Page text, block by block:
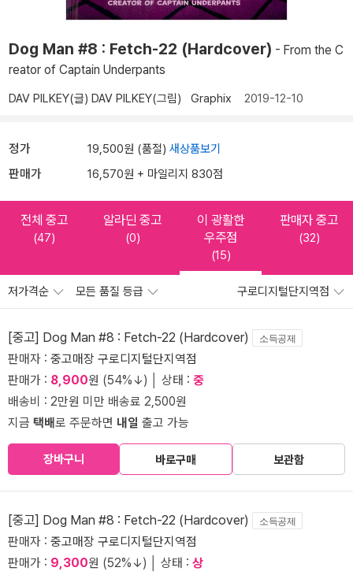
Dog Man #8 : Fetch-22 (Hardcover) - From the C
reator of Captain Underpants
DAV PILKEY(글) DAV PILKEY(그림) Graphix 2019-12-10
정가 19,500원 (품절) 새상품보기
판매가 16,570원 + 마일리지 830점
전체 중고
(47)
알라딘 중고
(0)
이 광활한
우주점
(15)
판매자 중고
(32)
저가격순 모든 품질 등급 구로디지털단지역점
[중고] Dog Man #8 : Fetch-22 (Hardcover) 소득공제
판매자 : 중고매장 구로디지털단지역점
판매가 : 8,900원 (54%↓) │ 상태 : 중
배송비 : 2만원 미만 배송료 2,500원
지금 택배로 주문하면 내일 출고 가능
장바구니 바로구매 보관함
[중고] Dog Man #8 : Fetch-22 (Hardcover) 소득공제
판매자 : 중고매장 구로디지털단지역점
판매가 : 9,300원 (52%↓) │ 상태 : 상